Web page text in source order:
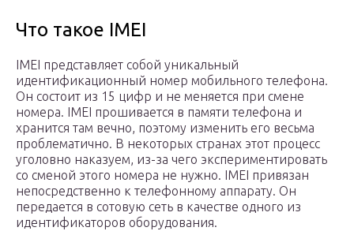
Что такое IMEI
IMEI представляет собой уникальный
идентификационный номер мобильного телефона.
Он состоит из 15 цифр и не меняется при смене
номера. IMEI прошивается в памяти телефона и
хранится там вечно, поэтому изменить его весьма
проблематично. В некоторых странах этот процесс
уголовно наказуем, из-за чего экспериментировать
со сменой этого номера не нужно. IMEI привязан
непосредственно к телефонному аппарату. Он
передается в сотовую сеть в качестве одного из
идентификаторов оборудования.